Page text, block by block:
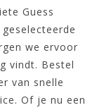
Guess
we ervoor
vindt. Bestel
van snelle
Of je nu een